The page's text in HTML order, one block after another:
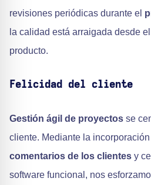
revisiones periódicas durante el
la calidad está arraigada desde
producto.
Felicidad del cliente
Gestión ágil de proyectos se
cliente. Mediante la
comentarios de los clientes y
software funcional, nos